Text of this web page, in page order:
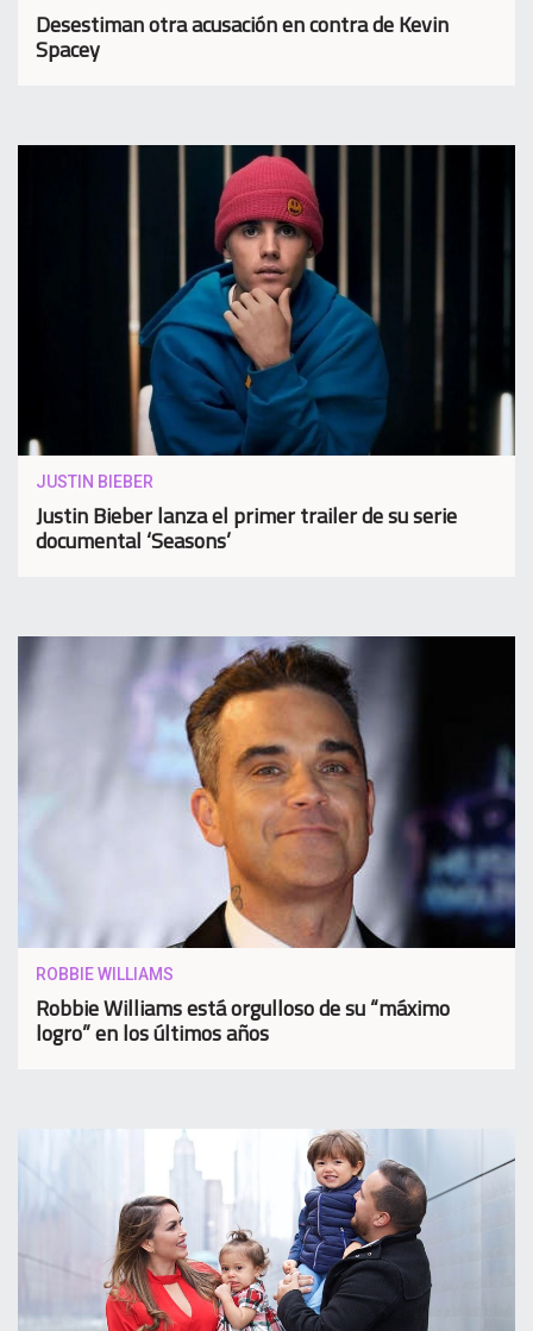
Desestiman otra acusación en contra de Kevin
Spacey
JUSTIN BIEBER
Justin Bieber lanza el primer trailer de su serie
documental ‘Seasons’
ROBBIE WILLIAMS
Robbie Williams está orgulloso de su “máximo
logro” en los últimos años